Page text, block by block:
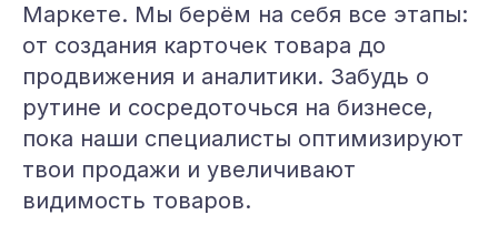
Маркете. Мы берём на себя все этапы:
от создания карточек товара до
продвижения и аналитики. Забудь о
рутине и сосредоточься на бизнесе,
пока наши специалисты оптимизируют
твои продажи и увеличивают
видимость товаров.